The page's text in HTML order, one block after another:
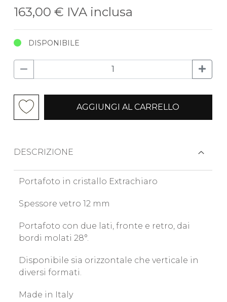
163,00 € IVA inclusa
DISPONIBILE
AGGIUNGI AL CARRELLO
DESCRIZIONE
Portafoto in cristallo Extrachiaro
Spessore vetro 12 mm
Portafoto con due lati, fronte e retro, dai
bordi molati 28°.
Disponibile sia orizzontale che verticale in
diversi formati.
Made in Italy